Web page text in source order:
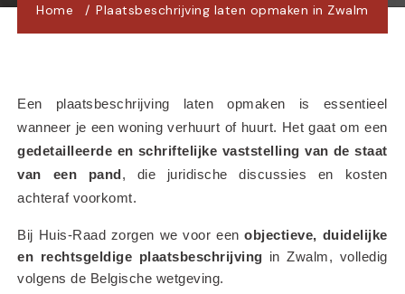
Home Plaatsbeschrijving laten opmaken in Zwalm
Een plaatsbeschrijving laten opmaken is essentieel
gedetailleerde en schriftelijke vaststelling van de staat
van een pand , die juridische discussies en kosten
achteraf voorkomt.
Bij Huis-Raad zorgen we voor een objectieve, duidelijke
en rechtsgeldige plaatsbeschrijving in Zwalm, volledig
volgens de Belgische wetgeving.